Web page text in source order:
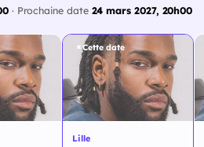
· Prochaine date 24 mars 2027, 20h00
Cette date
Lille